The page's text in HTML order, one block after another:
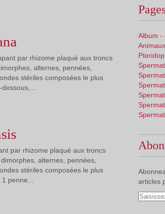
par rhizome plaqué aux troncs
alternes, pennées,
stériles composées le plus
par rhizome plaqué aux troncs
alternes, pennées,
stériles composées le plus
penne...
Album -
articles